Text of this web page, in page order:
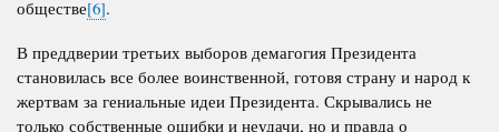
обществе[6].
В преддверии третьих выборов демагогия Президента
становилась все более воинственной, готовя страну и народ к
жертвам за гениальные идеи Президента. Скрывались не
только собственные ошибки и неудачи, но и правда о